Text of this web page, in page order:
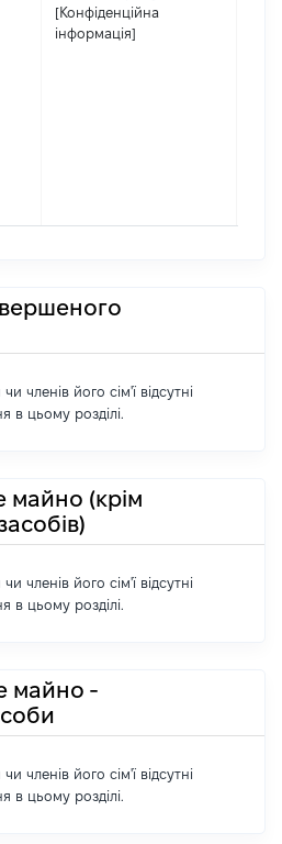
[Конфіденційна
інформація]
членів його сім'ї відсутні
в цьому розділі.
майно (крім
членів його сім'ї відсутні
в цьому розділі.
майно -
членів його сім'ї відсутні
в цьому розділі.